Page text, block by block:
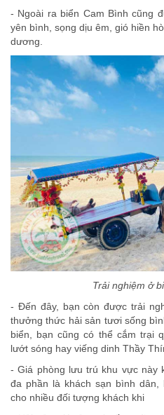
- Ngoài ra biển Cam Bình cũng
yên bình, sọng dịu êm, gió hiền
dương.
Trải nghiệm ở
- Đến đây, bạn còn được trải
thưởng thức hải sản tươi sống
biển, bạn cũng có thể cắm trại
lướt sóng hay viếng dinh Thầy
- Giá phòng lưu trú khu vực này
đa phần là khách sạn bình dân,
cho nhiều đối tượng khách khi